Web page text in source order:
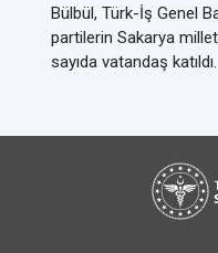
Bülbül, Türk-İş Genel
partilerin Sakarya
sayıda vatandaş katıldı.